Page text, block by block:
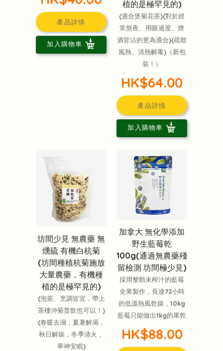
產品詳情
加入購物車
植的是極罕見的)
(適合煲菊花茶)(對於經
常熬夜、用眼過度、煙
酒皆沾的更為適合)(疏散
風熱、清熱解毒)（新包
裝！）
HK$64.00
產品詳情
加入購物車
坊間少見 無農藥 無
燻硫 有機白杭菊
(坊間種植杭菊施放
大量農藥，有機種
植的是極罕見的)
(泡茶、烹調皆宜，帶上
茶樓沖菊普飲也可以！)
(春暖去濕，夏暑解渴，
秋日解燥，冬季清火，
寧神安眠)
加拿大 無化學添加
野生藍莓乾
100g(通過無農藥殘
留檢測 坊間極少見)
採用整顆未榨汁的藍莓
全果製作，長達72小時
的低溫熱風乾燥，10kg
藍莓只能做出1kg的果乾
HK$88.00